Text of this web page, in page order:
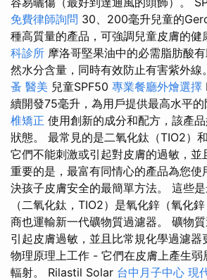
免費律師詢問 30、200毫升兒童的
種高質量的產品，可強調兒童皮膚的健
科診所 摩洛哥堅果油中的必需脂肪酸
然水分含量，同時有效防止有害紫外線
蚤 醫美 兒童SPF50 專業餐廳外燴選擇
續開發75毫升，為用戶提供最高水平的
椎矯正 使用創新的成分和配方，該產
狀態。 最常見的是二氧化鈦（TIO2）
它們不能刺激或引起對皮膚的過敏，並
重要的是，最富有同情心的產品為您使
決孩子皮膚安全的最簡單方法。 這些
（二氧化鈦，TIO2）是氧化鋅（氧化
商也運輸新一代礦物質過濾器。 礦物
引起皮膚過敏，並且比常規化學過濾器
物理原理上工作 - 它們在皮膚上產生弱
輻射。 Rilastil Solar 台中月子中心 現